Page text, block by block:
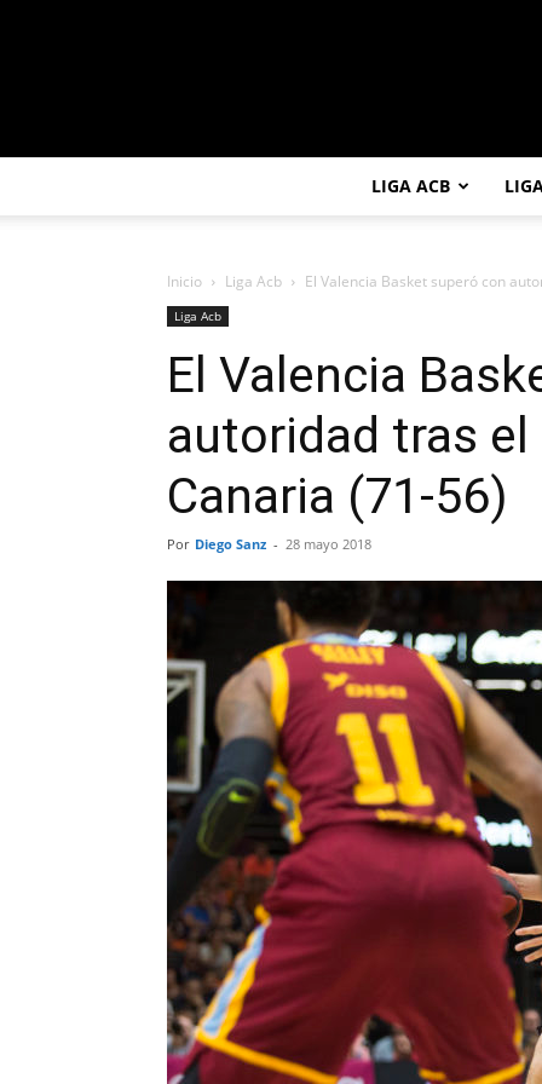
LIGA ACB
Inicio Liga Acb El Valencia Basket superó con
Liga Acb
El Valencia
autoridad tras el
Canaria (71-56)
Por Diego Sanz - 28 mayo 2018